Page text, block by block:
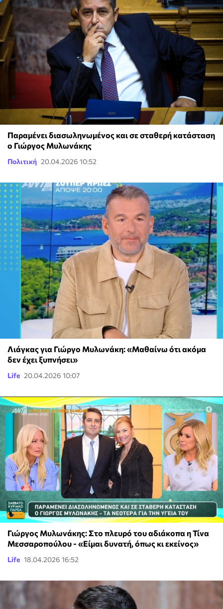
Παραμένει διασωληνωμένος και σε σταθερή κατάσταση
ο Γιώργος Μυλωνάκης
Πολιτική 20.04.2026 10:52
Λιάγκας για Γιώργο Μυλωνάκη: «Μαθαίνω ότι ακόμα
δεν έχει ξυπνήσει»
Life 20.04.2026 10:07
Γιώργος Μυλωνάκης: Στο πλευρό του αδιάκοπα η Τίνα
Μεσσαροπούλου - «Είμαι δυνατή, όπως κι εκείνος»
Life 18.04.2026 16:52